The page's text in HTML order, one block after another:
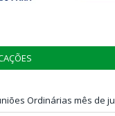
Ordinárias mês de